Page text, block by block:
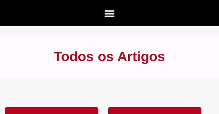
Todos os Artigos